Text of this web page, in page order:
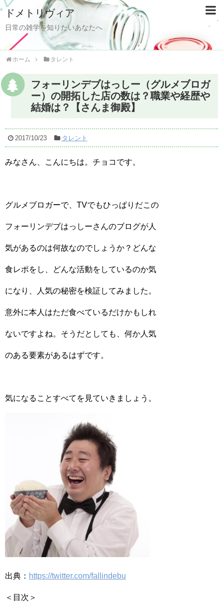
ドメトリヴィア
日常の雑学を知りたいあなたへ
ホーム タレント
フォーリンデブはっしー（グルメブロガ
ー）の開拓した店の数は？職業や経歴や
結婚は？【さんま御殿】
2017/10/23 タレント
みなさん、こんにちは。チョコです。
グルメブロガーで、TVでもひっぱりだこの
フォーリンデブはっしーさんのブログが人
気があるのは何故なのでしょうか？どんな
食レポをし、どんな活動をしているのか気
になり、人気の秘密を検証してみました。
意外に本人はただ食べているだけかもしれ
ないですよね。そうだとしても、何か人気
のある要素があるはずです。
気になることすべてを見ていきましょう。
出典： https://twitter.com/fallindebu
＜目次＞